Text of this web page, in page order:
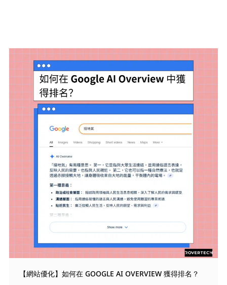
【網站優化】如何在 GOOGLE AI OVERVIEW 獲得排名？